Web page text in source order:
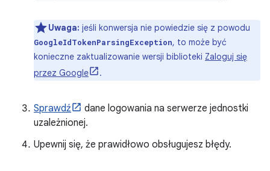
Uwaga: jeśli konwersja nie powiedzie się z powodu
GoogleIdTokenParsingException, to może być
konieczne zaktualizowanie wersji biblioteki Zaloguj się
przez Google
.
Sprawdź
dane logowania na serwerze jednostki
uzależnionej.
Upewnij się, że prawidłowo obsługujesz błędy.